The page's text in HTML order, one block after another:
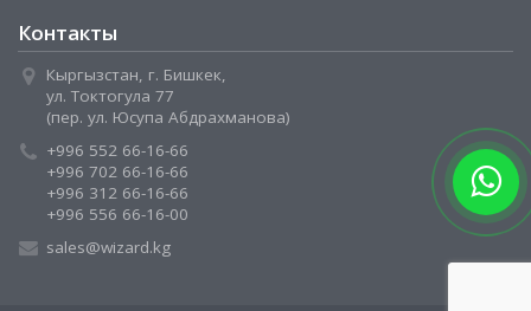
Контакты
Кыргызстан, г. Бишкек,
ул. Токтогула 77
(пер. ул. Юсупа Абдрахманова)
+996 552 66-16-66
+996 702 66-16-66
+996 312 66-16-66
+996 556 66-16-00
sales@wizard.kg